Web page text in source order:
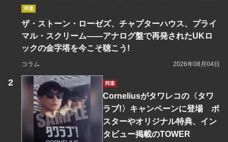
洋楽
ザ・ストーン・ローゼズ、チャプターハウス、プライ
マル・スクリーム――アナログ盤で再発されたUKロ
ックの金字塔を今こそ聴こう!
コラム 2026年08月04日
邦楽
Corneliusがタワレコの〈タワ
ラブ!〉キャンペーンに登場 ポ
スターやオリジナル特典、イン
タビュー掲載のTOWER